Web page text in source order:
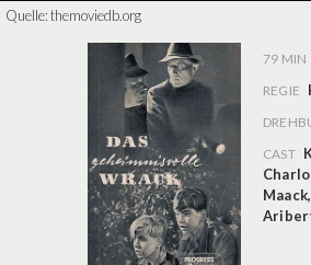
Quelle:themoviedb.org
79 MIN
REGIE
CAST
Maack,